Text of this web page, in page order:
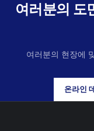
여러분의 도
여러분의 현장에
온라인